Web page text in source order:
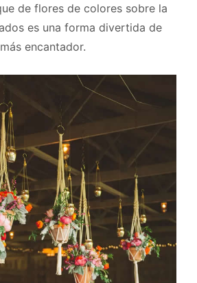
de flores de colores sobre la
es una forma divertida de
encantador.